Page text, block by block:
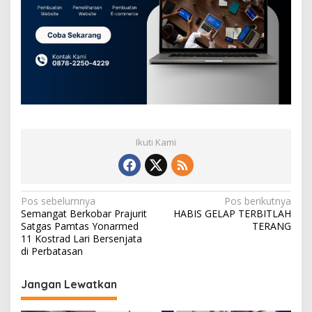
Ikuti Kami
N
a
v
g
a
Pos sebelumnya
Semangat Berkobar Prajurit
Satgas Pamtas Yonarmed
11 Kostrad Lari Bersenjata
di Perbatasan
Pos berikutnya
HABIS GELAP TERBITLAH
TERANG
Jangan Lewatkan